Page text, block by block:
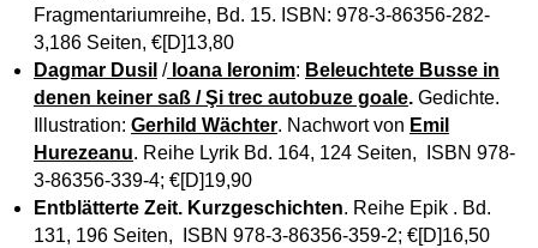
Fragmentariumreihe, Bd. 15. ISBN: 978-3-86356-282-
3,186 Seiten, €[D]13,80
Dagmar Dusil /Ioana Ieronim: Beleuchtete Busse in
denen keiner saß / Şi trec autobuze goale.Gedichte.
Illustration: Gerhild Wächter. Nachwort von Emil
Hurezeanu. Reihe Lyrik Bd. 164, 124 Seiten, ISBN 978-
3-86356-339-4; €[D]19,90
Entblätterte Zeit. Kurzgeschichten. Reihe Epik . Bd.
131, 196 Seiten, ISBN 978-3-86356-359-2; €[D]16,50